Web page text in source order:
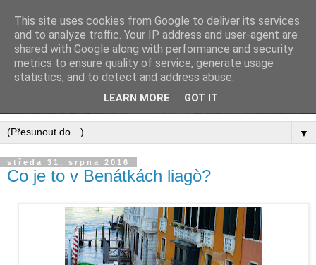
▼
středa 31. srpna 2016
Co je to v Benátkách liagò?
This site uses cookies from Google to deliver its services
and to analyze traffic. Your IP address and user-agent are
shared with Google along with performance and security
metrics to ensure quality of service, generate usage
statistics, and to detect and address abuse.
LEARN MORE GOT IT